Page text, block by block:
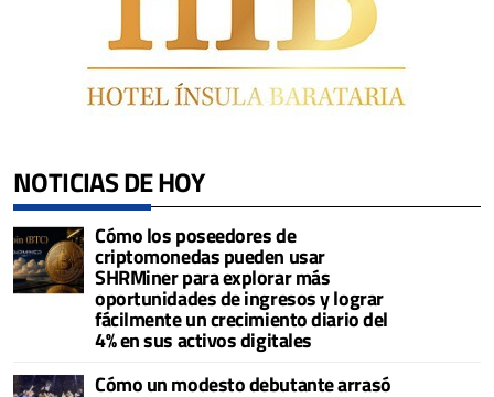
NOTICIAS DE HOY
Cómo los poseedores de
criptomonedas pueden usar
SHRMiner para explorar más
oportunidades de ingresos y lograr
fácilmente un crecimiento diario del
4% en sus activos digitales
Cómo un modesto debutante arrasó